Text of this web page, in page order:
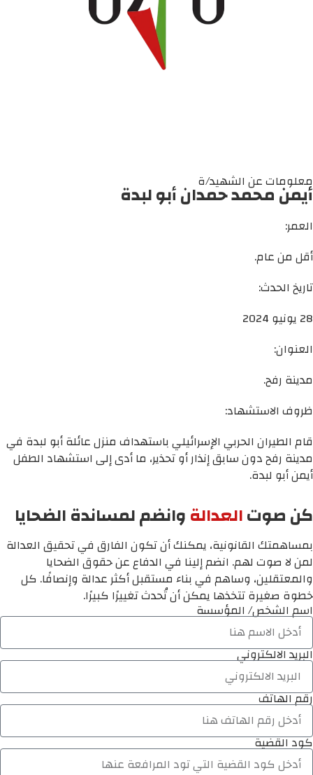
معلومات عن الشهيد/ة
أيمن محمد حمدان أبو لبدة
العمر:
أقل من عام.
تاريخ الحدث:
28 يونيو 2024
العنوان:
مدينة رفح.
ظروف الاستشهاد:
قام الطيران الحربي الإسرائيلي باستهداف منزل عائلة أبو لبدة في
مدينة رفح دون سابق إنذار أو تحذير، ما أدى إلى استشهاد الطفل
أيمن أبو لبدة.
كن صوتالعدالةوانضم لمساندة الضحايا
بمساهمتك القانونية، يمكنك أن تكون الفارق في تحقيق العدالة
لمن لا صوت لهم. انضم إلينا في الدفاع عن حقوق الضحايا
والمعتقلين، وساهم في بناء مستقبل أكثر عدالة وإنصافًا. كل
خطوة صغيرة تتخذها يمكن أن تُحدث تغييرًا كبيرًا.
اسم الشخص/ المؤسسة
البريد الالكتروني
رقم الهاتف
كود القضية